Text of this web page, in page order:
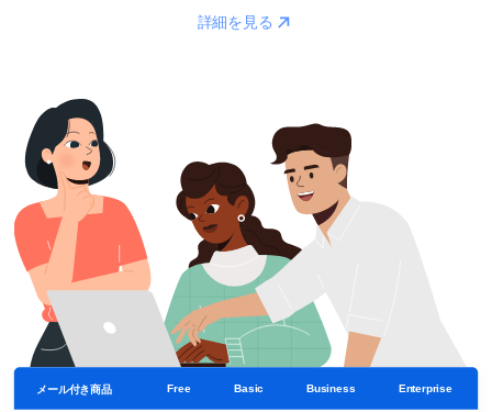
Reaction
詳細を見る
メール付き商品 Free Basic Business Enterprise